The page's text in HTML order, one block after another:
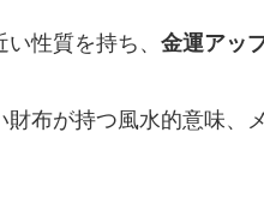
性質を持ち、 金運アッ
財布が持つ風水的意味、